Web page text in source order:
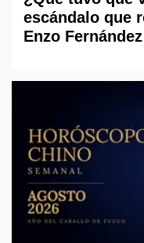
escándalo que
Enzo